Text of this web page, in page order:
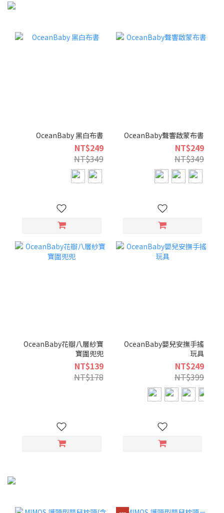
OceanBaby 黑白布書
NT$249
NT$349
OceanBaby聲響啟蒙布書
NT$249
NT$349
OceanBaby花瓣八層紗寶
寶圍兜兜
NT$139
NT$178
OceanBaby嬰兒安撫手搖
玩具
NT$249
NT$399